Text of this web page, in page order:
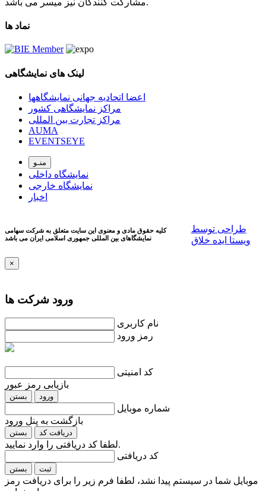
مشارکت کنندگان نیز میسر می باشد.
نماد ها
لینک های نمایشگاهی
اعضا اتحادیه جهانی نمایشگاهها
مراکز نمایشگاهی کشور
مراکز تجارت بین المللی
AUMA
EVENTSEYE
منـو
نمایشگاه داخلی
نمایشگاه خارجی
اخبار
کلیه حقوق مادی و معنوی این سایت متعلق به شرکت سهامی
نمایشگاهای بین المللی جمهوری اسلامی ايران می باشد
طراحی توسط
ویستا ایده خلاق
×
ورود شرکت ها
نام کاربری
رمز ورود
کد امنیتی
بازیابی رمز عبور
بستن ورود
شماره موبایل
بازگشت به پنل ورود
بستن دریافت کد
لطفا کد دریافتی را وارد نمایید.
کد دریافتی
بستن ثبت
موبایل شما در سیستم پیدا نشد، لطفا فرم زیر را برای دریافت رمز